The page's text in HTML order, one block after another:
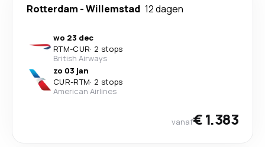
Rotterdam -Willemstad 12 dagen
wo 23 dec
RTM-CUR· 2 stops
British Airways
zo 03 jan
CUR-RTM· 2 stops
American Airlines
vanaf€ 1.383